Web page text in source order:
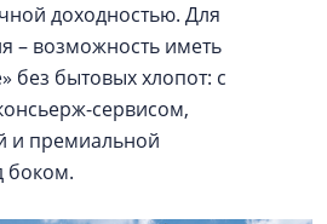
доходностью. Для
– возможность иметь
без бытовых хлопот: с
сервисом,
и премиальной
боком.